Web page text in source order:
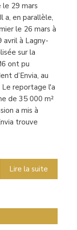
le 29 mars
a, en parallèle,
le 26 mars à
avril à Lagny-
sur la
ont pu
d’Envia, au
Le reportage l'a
de 35 000 m²
a mis à
trouve
Lire la suite